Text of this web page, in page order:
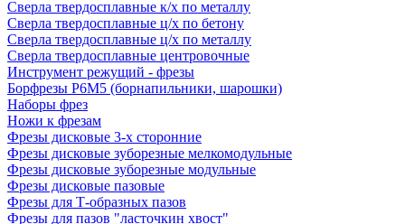
Сверла твердосплавные к/х по металлу
Сверла твердосплавные ц/х по бетону
Сверла твердосплавные ц/х по металлу
Сверла твердосплавные центровочные
Инструмент режущий - фрезы
Борфрезы Р6М5 (борнапильники, шарошки)
Наборы фрез
Ножи к фрезам
Фрезы дисковые 3-х сторонние
Фрезы дисковые зуборезные мелкомодульные
Фрезы дисковые зуборезные модульные
Фрезы дисковые пазовые
Фрезы для Т-образных пазов
Фрезы для пазов "ласточкин хвост"